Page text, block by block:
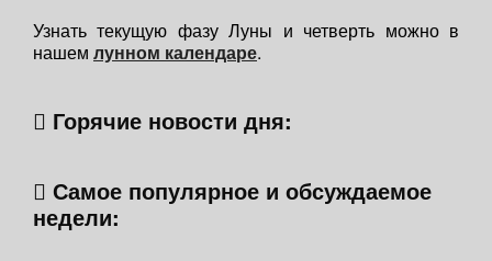
Узнать текущую фазу Луны и четверть можно в
нашем лунном календаре.
Горячие новости дня:
Самое популярное и обсуждаемое
недели: